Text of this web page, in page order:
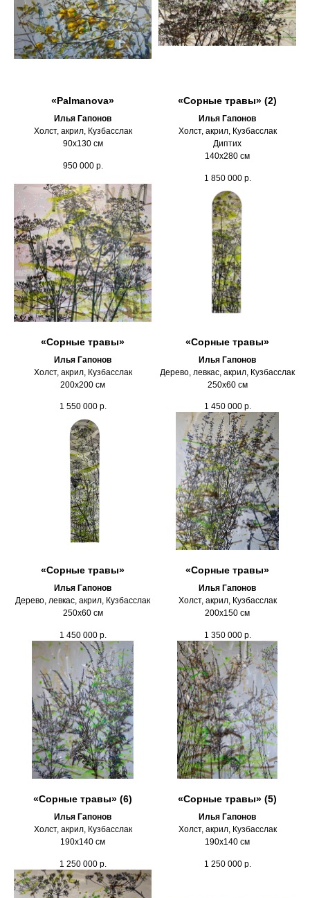
«Palmanova»
Илья Гапонов
Холст, акрил, Кузбасслак
90х130 см
950 000 р.
«Сорные травы» (2)
Илья Гапонов
Холст, акрил, Кузбасслак
Диптих
140х280 см
1 850 000 р.
«Сорные травы»
Илья Гапонов
Холст, акрил, Кузбасслак
200х200 см
1 550 000 р.
«Сорные травы»
Илья Гапонов
Дерево, левкас, акрил, Кузбасслак
250х60 см
1 450 000 р.
«Сорные травы»
Илья Гапонов
Дерево, левкас, акрил, Кузбасслак
250х60 см
1 450 000 р.
«Сорные травы»
Илья Гапонов
Холст, акрил, Кузбасслак
200х150 см
1 350 000 р.
«Сорные травы» (6)
Илья Гапонов
Холст, акрил, Кузбасслак
190х140 см
1 250 000 р.
«Сорные травы» (5)
Илья Гапонов
Холст, акрил, Кузбасслак
190х140 см
1 250 000 р.